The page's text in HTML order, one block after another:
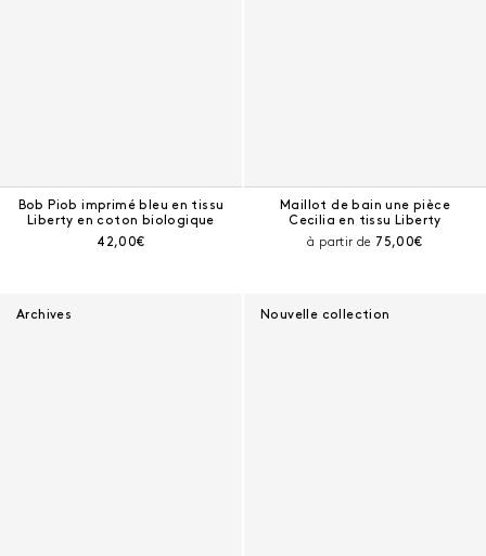
Bob Piob imprimé bleu en tissu
Liberty en coton biologique
Prix courant :
42,00€
Maillot de bain une pièce
Cecilia en tissu Liberty
à partir de Prix courant :
75,00€
Archives Nouvelle collection